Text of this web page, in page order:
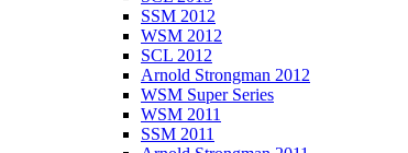
SSM 2012
WSM 2012
SCL 2012
Arnold Strongman 2012
WSM Super Series
WSM 2011
SSM 2011